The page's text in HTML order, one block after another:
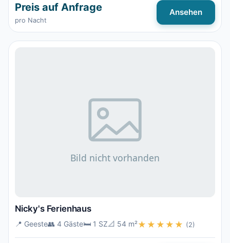
Preis auf Anfrage
pro Nacht
Ansehen
Nicky's Ferienhaus
📍 Geeste👥 4 Gäste🛏️ 1 SZ📐 54 m²★★★★★ (2)